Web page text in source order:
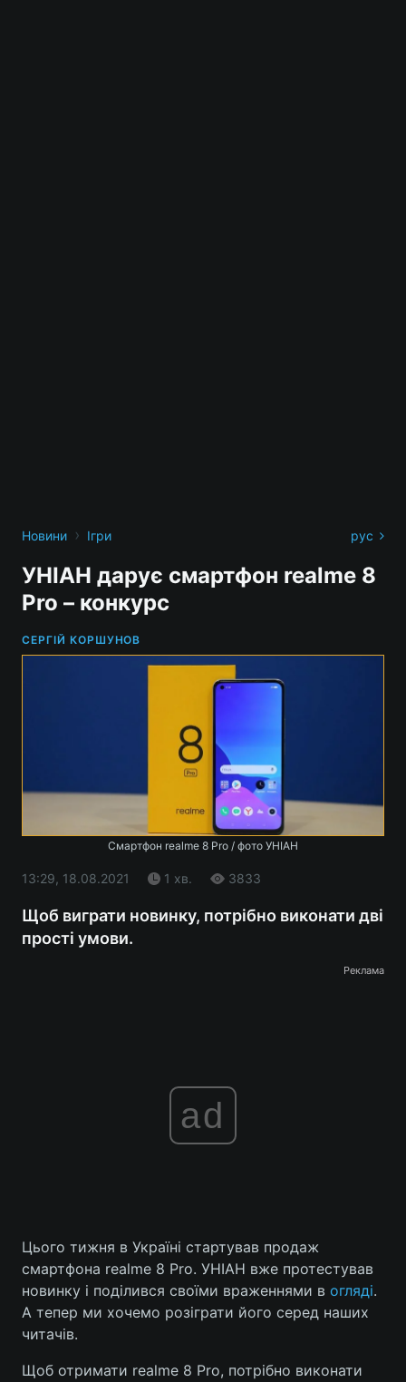
Новини › Ігри рус
УНІАН дарує смартфон realme 8
Pro – конкурс
СЕРГІЙ КОРШУНОВ
Смартфон realme 8 Pro / фото УНІАН
13:29, 18.08.2021 1 хв. 3833
Щоб виграти новинку, потрібно виконати дві
прості умови.
Реклама
ad
Цього тижня в Україні стартував продаж
смартфона realme 8 Pro. УНІАН вже протестував
новинку і поділився своїми враженнями в огляді.
А тепер ми хочемо розіграти його серед наших
читачів.
Щоб отримати realme 8 Pro, потрібно виконати